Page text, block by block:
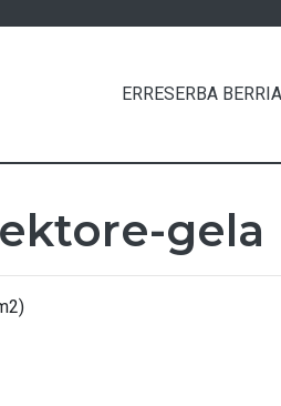
ERRESERBA BERRIA
gela